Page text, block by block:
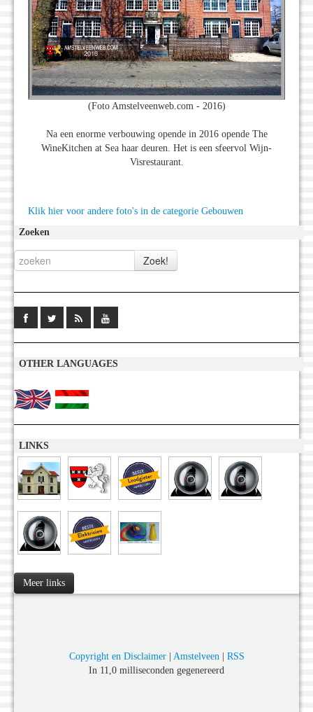
(Foto Amstelveenweb.com - 2016)
Na een enorme verbouwing opende in 2016 opende The
WineKitchen at Sea haar deuren. Het is een sfeervol Wijn-
Visrestaurant.
Klik hier voor andere foto's in de categorie Gebouwen
Zoeken
OTHER LANGUAGES
LINKS
Meer links
Copyright en Disclaimer| Amstelveen| RSS
In 11,0 milliseconden gegenereerd